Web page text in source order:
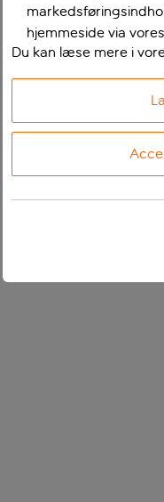
hjemmeside via
Du kan læse mere i